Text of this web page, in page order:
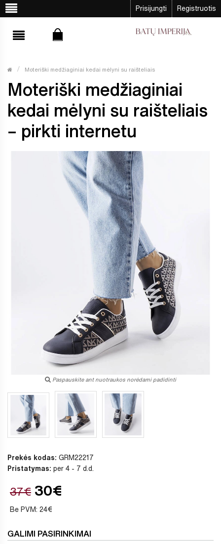
Prisijungti Registruotis
Moteriški medžiaginiai kedai mėlyni su raišteliais
Moteriški medžiaginiai
kedai mėlyni su raišteliais
– pirkti internetu
Paspauskite ant nuotraukos norėdami padidinti
Prekės kodas: GRM22217
Pristatymas: per 4 - 7 d.d.
37€ 30€
Be PVM: 24€
GALIMI PASIRINKIMAI